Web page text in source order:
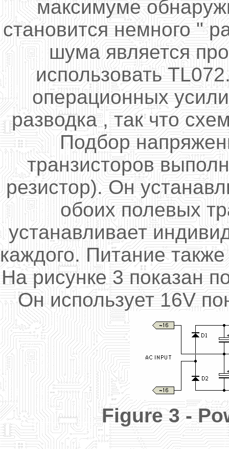
максимуме
становится немного "
шума является
использовать
операционных
разводка , так что
Подбор
транзисторов
резистор). Он
обоих полевых
устанавливает
каждого. Питание
На рисунке 3 показан
Он использует 16V
Figure3 -